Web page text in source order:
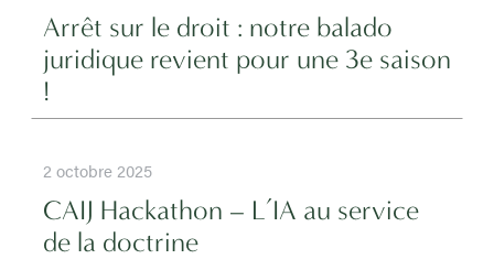
Arrêt sur le droit : notre balado
juridique revient pour une 3e saison
!
2 octobre 2025
CAIJ Hackathon – L’IA au service
de la doctrine